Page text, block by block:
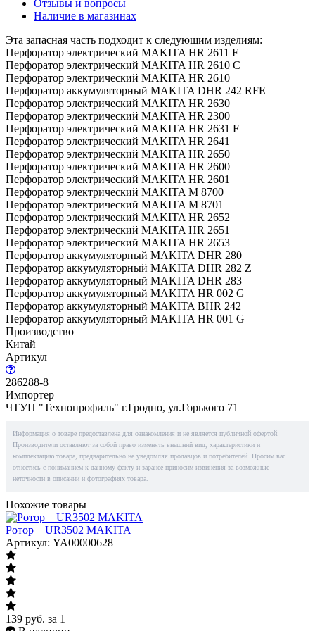
Отзывы и вопросы
Наличие в магазинах
Эта запасная часть подходит к следующим изделиям:
Перфоратор электрический MAKITA HR 2611 F
Перфоратор электрический MAKITA HR 2610 C
Перфоратор электрический MAKITA HR 2610
Перфоратор аккумуляторный MAKITA DHR 242 RFE
Перфоратор электрический MAKITA HR 2630
Перфоратор электрический MAKITA HR 2300
Перфоратор электрический MAKITA HR 2631 F
Перфоратор электрический MAKITA HR 2641
Перфоратор электрический MAKITA HR 2650
Перфоратор электрический MAKITA HR 2600
Перфоратор электрический MAKITA HR 2601
Перфоратор электрический MAKITA M 8700
Перфоратор электрический MAKITA M 8701
Перфоратор электрический MAKITA HR 2652
Перфоратор электрический MAKITA HR 2651
Перфоратор электрический MAKITA HR 2653
Перфоратор аккумуляторный MAKITA DHR 280
Перфоратор аккумуляторный MAKITA DHR 282 Z
Перфоратор аккумуляторный MAKITA DHR 283
Перфоратор аккумуляторный MAKITA HR 002 G
Перфоратор аккумуляторный MAKITA BHR 242
Перфоратор аккумуляторный MAKITA HR 001 G
Производство
Китай
Артикул
286288-8
Импортер
ЧТУП "Технопрофиль" г.Гродно, ул.Горького 71
Информация о товаре предоставлена для ознакомления и не является публичной офертой.
Производители оставляют за собой право изменять внешний вид, характеристики и
комплектацию товара, предварительно не уведомляя продавцов и потребителей. Просим вас
отнестись с пониманием к данному факту и заранее приносим извинения за возможные
неточности в описании и фотографиях товара.
Похожие товары
Ротор__UR3502 MAKITA
Артикул: YA00000628
139 руб. за 1